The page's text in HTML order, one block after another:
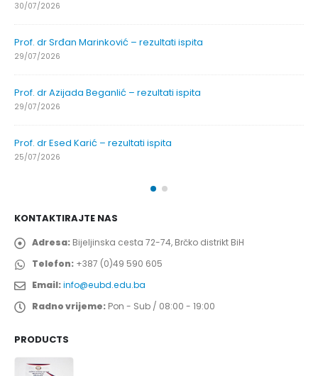
30/07/2026
Prof. dr Srđan Marinković – rezultati ispita
29/07/2026
Prof. dr Azijada Beganlić – rezultati ispita
29/07/2026
Prof. dr Esed Karić – rezultati ispita
25/07/2026
KONTAKTIRAJTE NAS
Adresa: Bijeljinska cesta 72-74, Brčko distrikt BiH
Telefon: +387 (0)49 590 605
Email:info@eubd.edu.ba
Radno vrijeme: Pon - Sub / 08:00 - 19:00
PRODUCTS